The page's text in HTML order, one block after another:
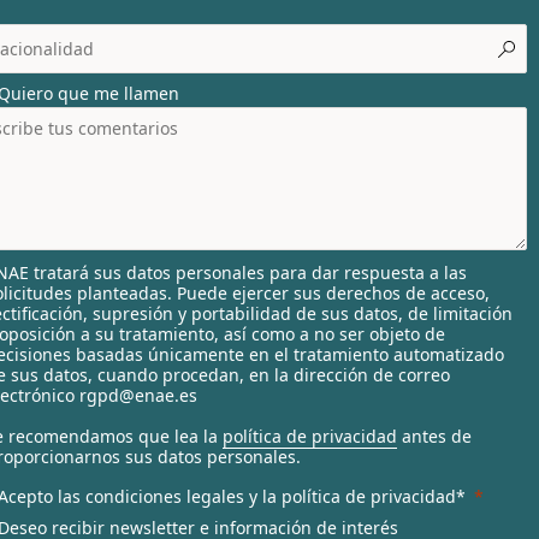
Quiero que me llamen
tratará sus datos personales para dar respuesta a las
planteadas. Puede ejercer sus derechos de acceso,
supresión y portabilidad de sus datos, de limitación
a su tratamiento, así como a no ser objeto de
basadas únicamente en el tratamiento automatizado
sus datos, cuando procedan, en la dirección de correo
rgpd@enae.es
recomendamos que lea la política de privacidad antes de
sus datos personales.
las condiciones legales y la política de privacidad*
Deseo recibir newsletter e información de interés